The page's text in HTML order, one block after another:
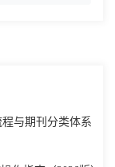
与期刊分类体系